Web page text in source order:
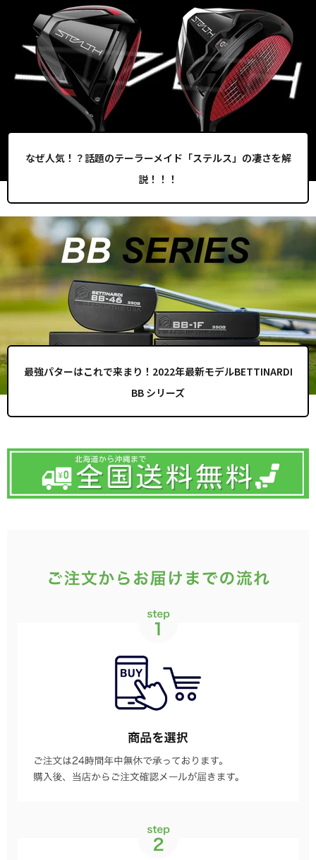
なぜ人気！？話題のテーラーメイド「ステルス」の凄さを解
説！！！
最強パターはこれで来まり！2022年最新モデルBETTINARDI
BB シリーズ